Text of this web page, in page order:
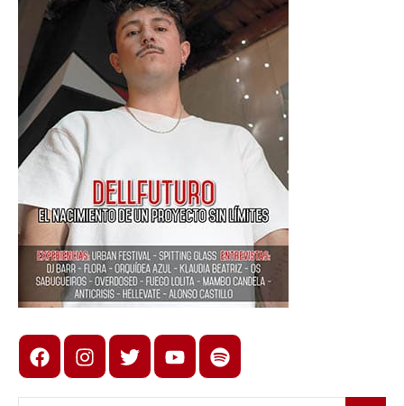
FacebookInstagram
X youtubespotify